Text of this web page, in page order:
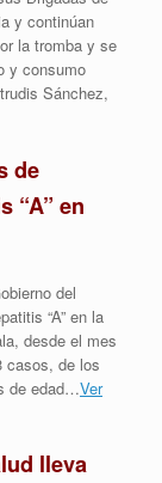
y continúan
la tromba y se
y consumo
Sánchez,
de
“A” en
del
“A” en la
desde el mes
casos, de los
de edad…Ver
lleva